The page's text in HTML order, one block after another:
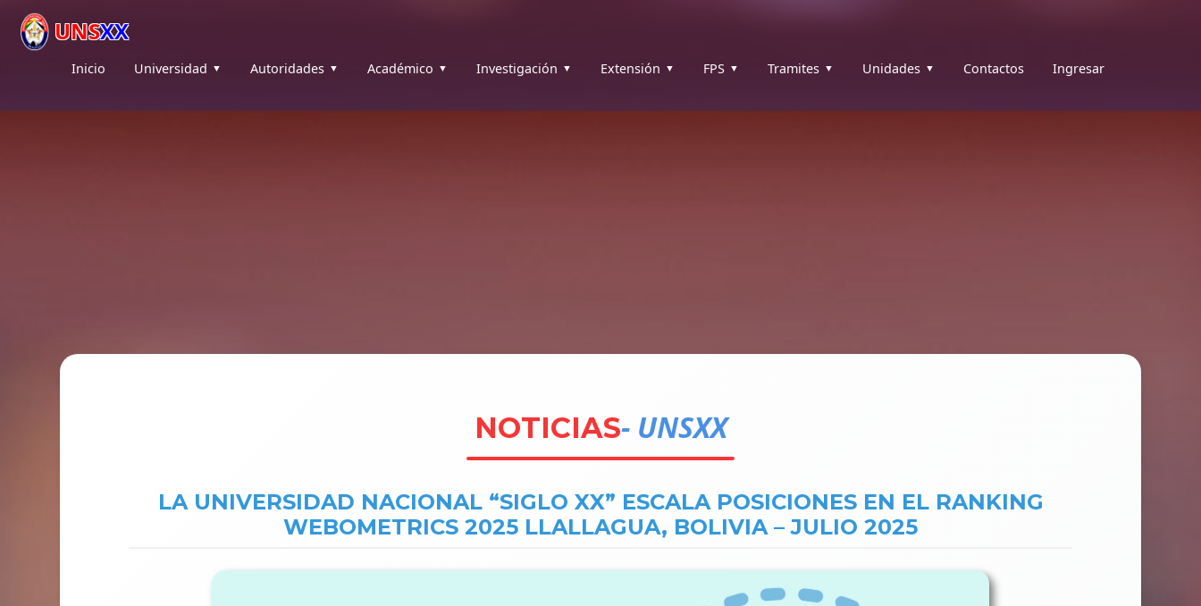
UNSXX
Inicio Universidad Autoridades Académico Investigación Extensión FPS Tramites Unidades Contactos Ingresar
NOTICIAS- UNSXX
LA UNIVERSIDAD NACIONAL “SIGLO XX” ESCALA POSICIONES EN EL RANKING
WEBOMETRICS 2025 LLALLAGUA, BOLIVIA – JULIO 2025